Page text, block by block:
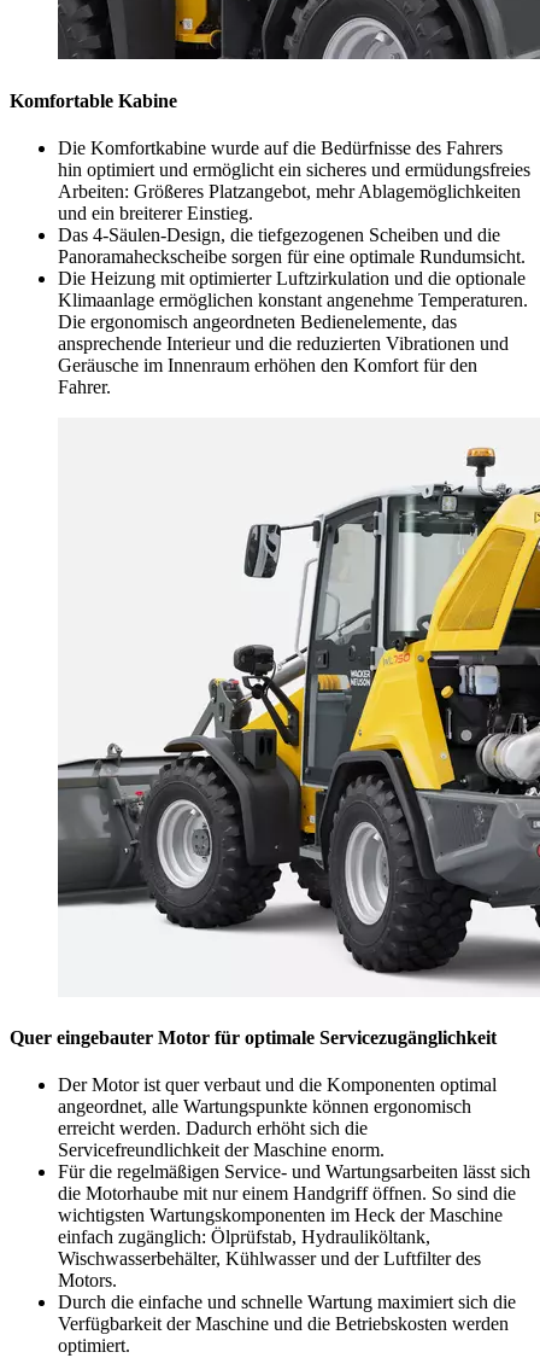
Komfortable Kabine
Die Komfortkabine wurde auf die Bedürfnisse des Fahrers
hin optimiert und ermöglicht ein sicheres und ermüdungsfreies
Arbeiten: Größeres Platzangebot, mehr Ablagemöglichkeiten
und ein breiterer Einstieg.
Das 4-Säulen-Design, die tiefgezogenen Scheiben und die
Panoramaheckscheibe sorgen für eine optimale Rundumsicht.
Die Heizung mit optimierter Luftzirkulation und die optionale
Klimaanlage ermöglichen konstant angenehme Temperaturen.
Die ergonomisch angeordneten Bedienelemente, das
ansprechende Interieur und die reduzierten Vibrationen und
Geräusche im Innenraum erhöhen den Komfort für den
Fahrer.
Quer eingebauter Motor für optimale Servicezugänglichkeit
Der Motor ist quer verbaut und die Komponenten optimal
angeordnet, alle Wartungspunkte können ergonomisch
erreicht werden. Dadurch erhöht sich die
Servicefreundlichkeit der Maschine enorm.
Für die regelmäßigen Service- und Wartungsarbeiten lässt sich
die Motorhaube mit nur einem Handgriff öffnen. So sind die
wichtigsten Wartungskomponenten im Heck der Maschine
einfach zugänglich: Ölprüfstab, Hydrauliköltank,
Wischwasserbehälter, Kühlwasser und der Luftfilter des
Motors.
Durch die einfache und schnelle Wartung maximiert sich die
Verfügbarkeit der Maschine und die Betriebskosten werden
optimiert.